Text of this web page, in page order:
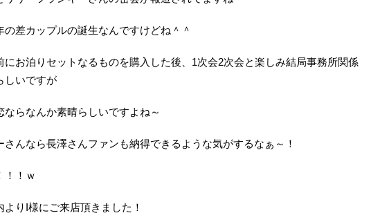
の差カップルの誕生なんですけどね＾＾
にお泊りセットなるものを購入した後、1次会2次会と楽しみ結局事務所関係
しいですが
ならなんか素晴らしいですよね～
さんなら長澤さんファンも納得できるような気がするなぁ～！
！！ｗ
りI様にご来店頂きました！